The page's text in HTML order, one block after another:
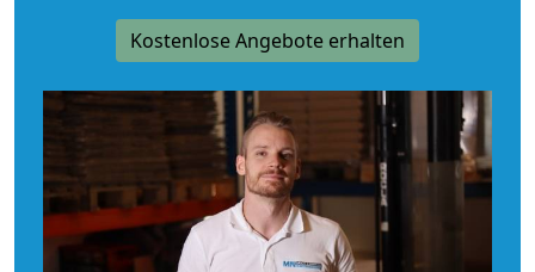
Kostenlose Angebote erhalten